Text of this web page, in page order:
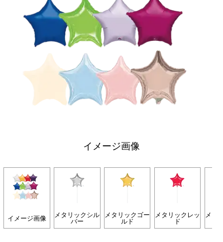
イメージ画像
イメージ画像 メタリックシル
バー
メタリックゴー
ルド
メタリックレッ
ド
メタ